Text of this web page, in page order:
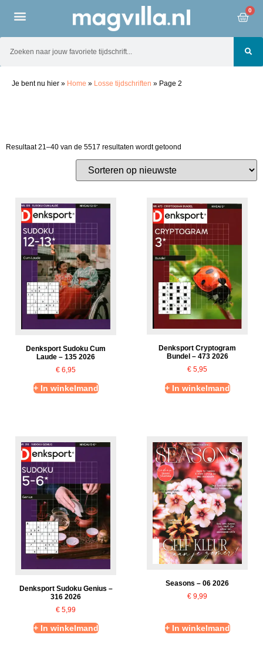
0
Je bent nu hier » Home » Losse tijdschriften » Page 2
Resultaat 21–40 van de 5517 resultaten wordt getoond
Denksport Sudoku Cum
Laude – 135 2026
€ 6,95
+ In winkelmand
Denksport Cryptogram
Bundel – 473 2026
€ 5,95
+ In winkelmand
Denksport Sudoku Genius –
316 2026
€ 5,99
+ In winkelmand
Seasons – 06 2026
€ 9,99
+ In winkelmand